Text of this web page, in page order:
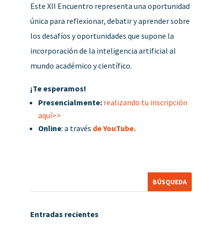
Este XII Encuentro representa una oportunidad
única para reflexionar, debatir y aprender sobre
los desafíos y oportunidades que supone la
incorporación de la inteligencia artificial al
mundo académico y científico.
¡Te esperamos!
Presencialmente: realizando tu inscripción
aquí>>
Online: a través de YouTube.
Entradas recientes